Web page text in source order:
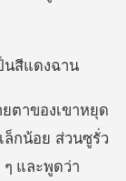
ล็กน้อย ส่วนซูร